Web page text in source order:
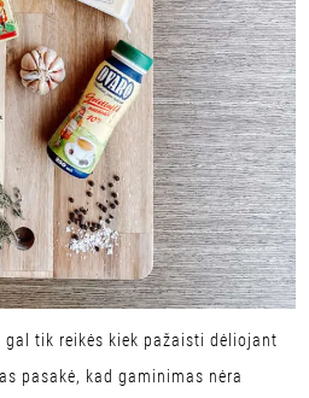
gal tik reikės kiek pažaisti dėliojant
pasakė, kad gaminimas nėra